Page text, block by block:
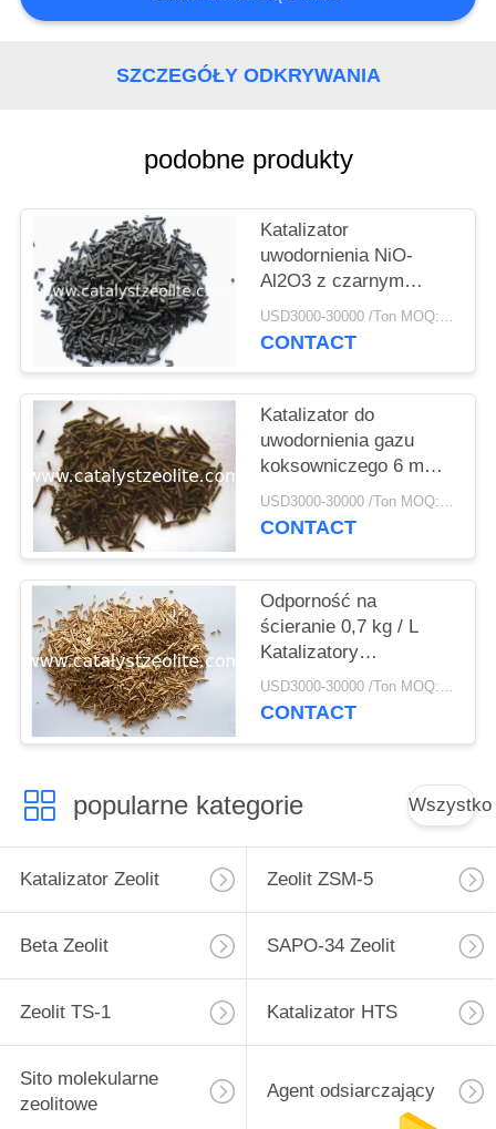
SITEMAPSZCZEGÓŁY ODKRYWANIA
podobne produkty
Katalizator
uwodornienia NiO-
Al2O3 z czarnym
cylindrem 15 mm
USD3000-30000 /Ton MOQ:1 KG
CONTACT
Katalizator do
uwodornienia gazu
koksowniczego 6 mm
Cog-1
USD3000-30000 /Ton MOQ:1 KG
CONTACT
Odporność na
ścieranie 0,7 kg / L
Katalizatory
hydroprocesorowe
USD3000-30000 /Ton MOQ:1 KG
CONTACT
popularne kategorie Wszystko
Katalizator Zeolit Zeolit ​​ZSM-5
Beta Zeolit SAPO-34 Zeolit
Zeolit ​​TS-1 Katalizator HTS
Sito molekularne
zeolitowe
Agent odsiarczający